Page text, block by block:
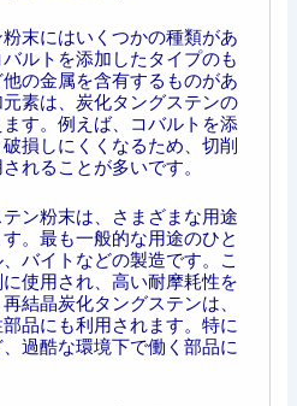
末にはいくつかの種類があ
ルトを添加したタイプのも
の金属を含有するものがあ
素は、炭化タングステンの
す。例えば、コバルトを添
損しにくくなるため、切削
れることが多いです。
ン粉末は、さまざまな用途
。最も一般的な用途のひと
バイトなどの製造です。こ
使用され、高い耐摩耗性を
結晶炭化タングステンは、
品にも利用されます。特に
過酷な環境下で働く部品に